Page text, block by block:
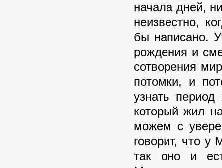
начала дней,
неизвестно,
бы написано.
рождения и
сотворения
потомки, и
узнать
который жил
можем с
говорит, что у
так оно и